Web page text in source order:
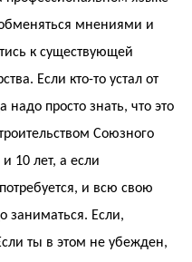
мнениями и
к существующей
Если кто-то устал от
надо просто знать, что это
Союзного
10 лет, а если
и всю свою
заниматься. Если,
ты в этом не убежден,